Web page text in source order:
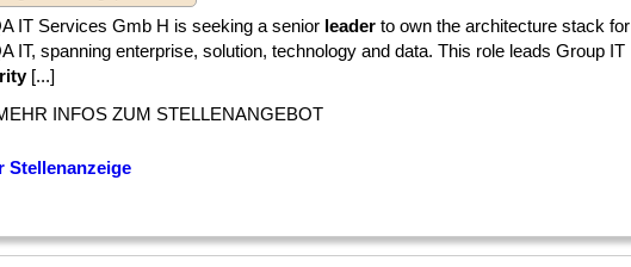
IT Services Gmb H is seeking a senior leader to own the architecture stack for
IT, spanning enterprise, solution, technology and data. This role leads Group IT
[...]
INFOS ZUM STELLENANGEBOT
Stellenanzeige